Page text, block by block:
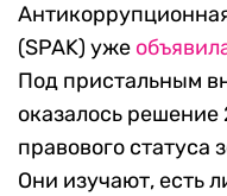
(SPAK) уже
Под пристальным
оказалось
правового статуса
Они изучают, есть